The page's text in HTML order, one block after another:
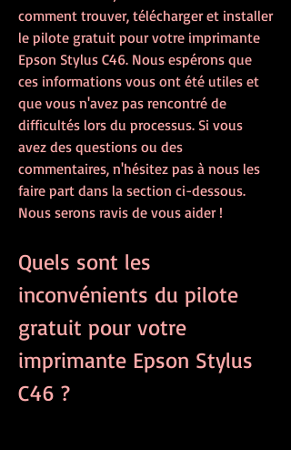
comment trouver, télécharger et installer
le pilote gratuit pour votre imprimante
Epson Stylus C46. Nous espérons que
ces informations vous ont été utiles et
que vous n'avez pas rencontré de
difficultés lors du processus. Si vous
avez des questions ou des
commentaires, n'hésitez pas à nous les
faire part dans la section ci-dessous.
Nous serons ravis de vous aider !
Quels sont les
inconvénients du pilote
gratuit pour votre
imprimante Epson Stylus
C46 ?